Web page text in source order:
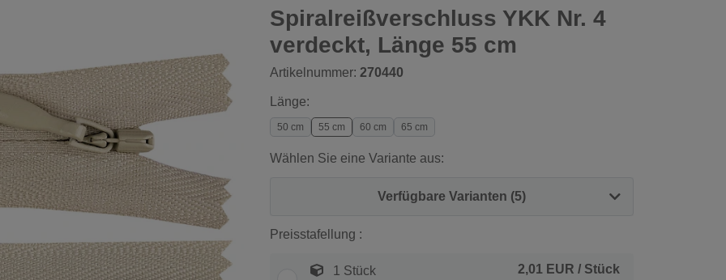
Spiralreißverschluss YKK Nr. 4
verdeckt, Länge 55 cm
Artikelnummer: 270440
Länge:
50 cm 55 cm 60 cm 65 cm
Wählen Sie eine Variante aus:
Verfügbare Varianten (5)
Preisstafellung :
1 Stück 2,01 EUR / Stück